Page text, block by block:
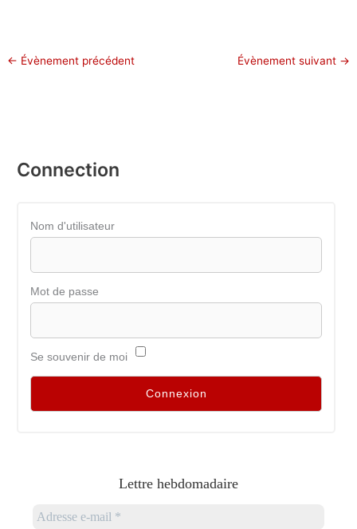
← Évènement précédent Évènement suivant →
Connection
Nom d'utilisateur
Mot de passe
Se souvenir de moi
Lettre hebdomadaire